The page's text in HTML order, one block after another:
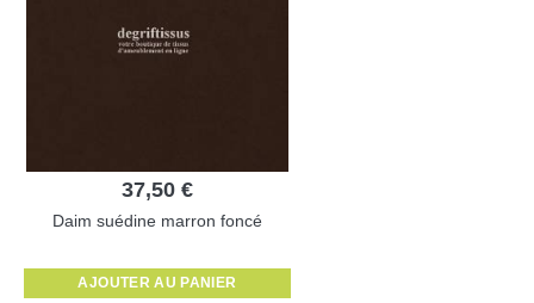
37,50 €
Daim suédine marron foncé
AJOUTER AU PANIER